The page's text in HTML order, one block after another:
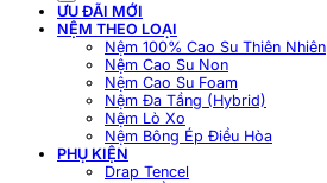
ƯU ĐÃI MỚI
NỆM THEO LOẠI
Nệm 100% Cao Su Thiên Nhiên
Nệm Cao Su Non
Nệm Cao Su Foam
Nệm Đa Tầng (Hybrid)
Nệm Lò Xo
Nệm Bông Ép Điều Hòa
PHỤ KIỆN
Drap Tencel